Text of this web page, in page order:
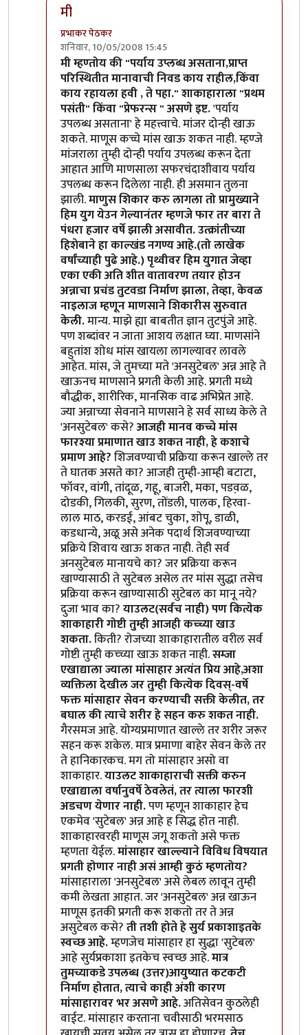
मी
प्रभाकर पेठकर
शनिवार, 10/05/2008 15:45
In reply toछट्...byमन
मी म्हण्तोय की "पर्याय उप्लब्ध असताना,प्राप्त
परिस्थितीत मानावाची निवड काय राहील,किंवा
काय रहायला हवी , ते पहा." शाकाहाराला "प्रथम
पसंती" किंवा "प्रेफरन्स " असणे इष्ट.'पर्याय
उपलब्ध असताना' हे महत्त्वाचे. मांजर दोन्ही खाऊ
शकते. माणूस कच्चे मांस खाऊ शकत नाही. म्हण्जे
मांजराला तुम्ही दोन्ही पर्याय उपलब्ध करून देता
आहात आणि माणसाला सफरचंदाशीवाय पर्याय
उपलब्ध करून दिलेला नाही. ही असमान तुलना
झाली.माणुस शिकार करु लागला तो प्रामुख्याने
हिम युग येउन गेल्यानंतर म्हणजे फार तर बारा ते
पंधरा हजार वर्षे झाली असावीत. उत्क्रांतीच्या
हिशेबाने हा काल्खंड नगण्य आहे.(तो लाखेक
वर्षांच्याही पुढे आहे.) पृथ्वीवर हिम युगात जेव्हा
एका एकी अति शीत वातावरण तयार होउन
अन्नाचा प्रचंड तुटवडा निर्माण झाला, तेव्हा, केवळ
नाइलाज म्हणून माणसाने शिकारीस सुरुवात
केली.मान्य. माझे ह्या बाबतीत ज्ञान तुटपुंजे आहे.
पण शब्दांवर न जाता आशय लक्षात घ्या. माणसांने
बहुतांश शोध मांस खायला लागल्यावर लावले
आहेत. मांस, जे तुमच्या मते 'अनसुटेबल' अन्न आहे ते
खाऊनच माणसाने प्रगती केली आहे. प्रगती मध्ये
बौद्धीक, शारीरिक, मानसिक वाढ अभिप्रेत आहे.
ज्या अन्नाच्या सेवनाने माणसाने हे सर्व साध्य केले ते
'अनसुटेबल' कसे?आजही मानव कच्चे मांस
फारश्या प्रमाणात खाउ शकत नाही, हे कशाचे
प्रमाण आहे?शिजवण्याची प्रक्रिया करून खाल्ले तर
ते घातक असते का? आजही तुम्ही-आम्ही बटाटा,
फॉवर, वांगी, तांदूळ, गहू, बाजरी, मका, पडव़ळ,
दोडकी, गिलकी, सुरण, तोंडली, पालक, हिरवा-
लाल माठ, करडई, आंबट चुका, शोपू, डाळी,
कडधान्ये, अळू असे अनेक पदार्थ शिजवण्याच्या
प्रक्रिये शिवाय खाऊ शकत नाही. तेही सर्व
अनसुटेबल मानायचे का? जर प्रक्रिया करून
खाण्यासाठी ते सुटेबल असेल तर मांस सुद्धा तसेच
प्रक्रिया करून खाण्यासाठी सुटेबल का मानू नये?
दुजा भाव का?याउलट(सर्वच नाही) पण कित्येक
शाकाहारी गोष्टी तुम्ही आजही कच्च्या खाउ
शकता.किती? रोजच्या शाकाहारातील वरील सर्व
गोष्टी तुम्ही कच्च्या खाऊ शकत नाही.सम्जा
एखाद्याला ज्याला मांसाहार अत्यंत प्रिय आहे,अशा
व्यक्तिला देखील जर तुम्ही कित्येक दिवस्-वर्षे
फक्त मांसाहार सेवन करण्याची सक्ती केलीत, तर
बघाल की त्याचे शरीर हे सहन करु शकत नाही.
गैरसमज आहे. योग्यप्रमाणात खाल्ले तर शरीर जरूर
सहन करू शकेल. मात्र प्रमाणा बाहेर सेवन केले तर
ते हानिकारकच. मग तो मांसाहार असो वा
शाकाहार.याउलट शाकाहाराची सक्ती करुन
एखाद्याला वर्षानुवर्षे ठेवलेतं, तर त्याला फारशी
अडचण येणार नाही.पण म्हणून शाकाहार हेच
एकमेव 'सुटेबल' अन्न आहे ह सिद्ध होत नाही.
शाकाहारवरही माणूस जगू शकतो असे फक्त
म्हणता येईल.मांसाहार खाल्ल्याने विविध विषयात
प्रगती होणार नाही असं आम्ही कुठं म्हणतोय?
मांसाहाराला 'अनसुटेबल' असे लेबल लावून तुम्ही
कमी लेखता आहात. जर 'अनसुटेबल' अन्न खाऊन
माणूस इतकी प्रगती करू शकतो तर ते अन्न
असुटेबल कसे?ती तशी होते हे सुर्य प्रकाशाइतके
स्वच्छ आहे.म्हणजेच मांसाहार हा सुद्धा 'सुटेबल'
आहे सुर्यप्रकाशा इतकेच स्वच्छ आहे.मात्र
तुमच्याकडे उपलब्ध (उत्तर)आयुष्यात कटकटी
निर्माण होतात, त्याचे काही अंशी कारण
मांसाहारावर भर असणे आहे.अतिसेवन कुठलेही
वाईट. मांसाहार करताना चवीसाठी भरमसाठ